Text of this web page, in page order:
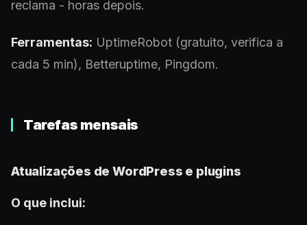
reclama - horas depois.
Ferramentas: UptimeRobot (gratuito, verifica a
cada 5 min), Betteruptime, Pingdom.
Tarefas mensais
Atualizações de WordPress e plugins
O que inclui: